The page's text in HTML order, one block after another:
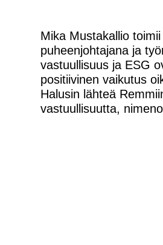
Mika Mustakallio
puheenjohtajana ja
vastuullisuus ja ESG
positiivinen vaikutus
Halusin lähteä
vastuullisuutta,